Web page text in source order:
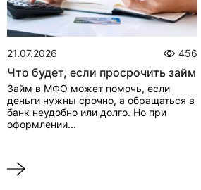
21.07.2026 456
Что будет, если просрочить займ
Займ в МФО может помочь, если
деньги нужны срочно, а обращаться в
банк неудобно или долго. Но при
оформлении...